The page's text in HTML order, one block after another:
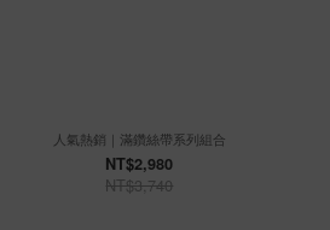
人氣熱銷｜滿鑽絲帶系列組合
NT$2,980
NT$3,740